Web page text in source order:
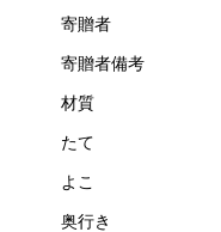
寄贈者
寄贈者備考
材質
たて
よこ
奥行き